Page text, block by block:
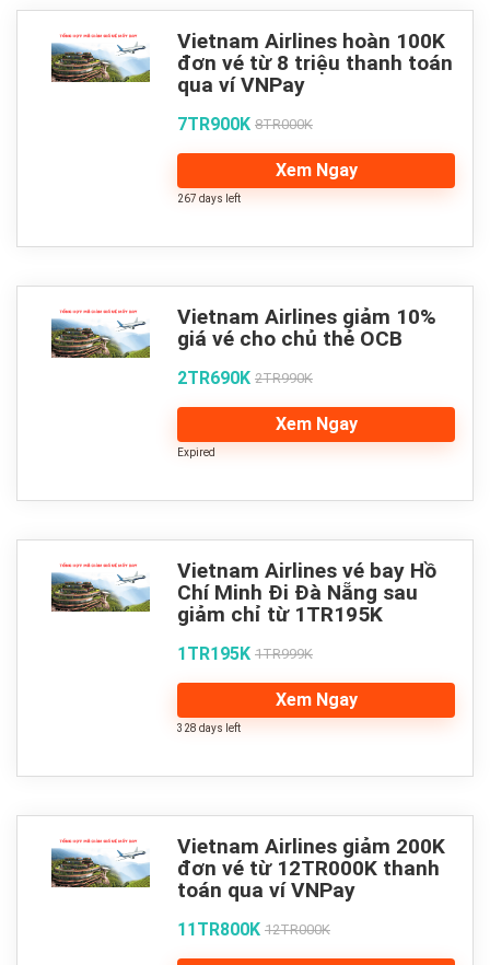
Vietnam Airlines hoàn 100K
đơn vé từ 8 triệu thanh toán
qua ví VNPay
7TR900K 8TR000K
Xem Ngay
267 days left
Vietnam Airlines giảm 10%
giá vé cho chủ thẻ OCB
2TR690K 2TR990K
Xem Ngay
Expired
Vietnam Airlines vé bay Hồ
Chí Minh Đi Đà Nẵng sau
giảm chỉ từ 1TR195K
1TR195K 1TR999K
Xem Ngay
328 days left
Vietnam Airlines giảm 200K
đơn vé từ 12TR000K thanh
toán qua ví VNPay
11TR800K 12TR000K